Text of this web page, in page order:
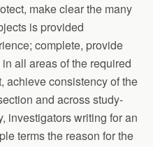
make clear the many
is provided
complete, provide
all areas of the required
achieve consistency of the
and across study-
investigators writing for an
terms the reason for the